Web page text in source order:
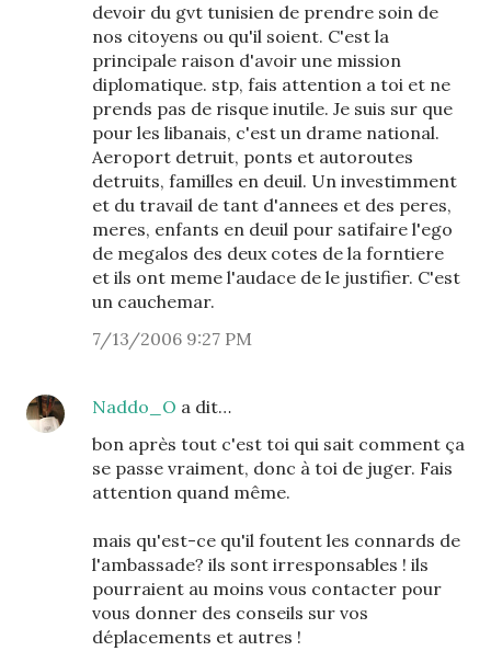
devoir du gvt tunisien de prendre soin de
nos citoyens ou qu'il soient. C'est la
principale raison d'avoir une mission
diplomatique. stp, fais attention a toi et ne
prends pas de risque inutile. Je suis sur que
pour les libanais, c'est un drame national.
Aeroport detruit, ponts et autoroutes
detruits, familles en deuil. Un investimment
et du travail de tant d'annees et des peres,
meres, enfants en deuil pour satifaire l'ego
de megalos des deux cotes de la forntiere
et ils ont meme l'audace de le justifier. C'est
un cauchemar.
7/13/2006 9:27 PM
Naddo_O a dit…
bon après tout c'est toi qui sait comment ça
se passe vraiment, donc à toi de juger. Fais
attention quand même.
mais qu'est-ce qu'il foutent les connards de
l'ambassade? ils sont irresponsables ! ils
pourraient au moins vous contacter pour
vous donner des conseils sur vos
déplacements et autres !